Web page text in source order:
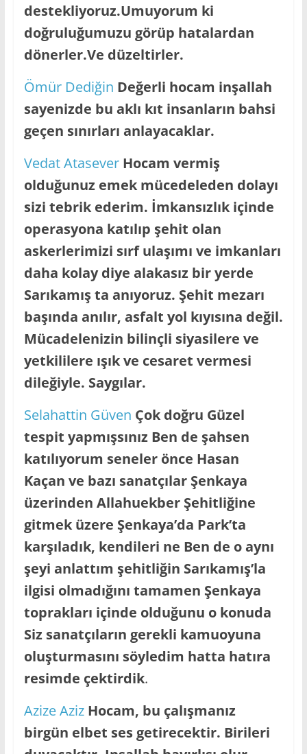
destekliyoruz.Umuyorum ki
doğruluğumuzu görüp hatalardan
dönerler.Ve düzeltirler.
Ömür Dediğin Değerli hocam inşallah
sayenizde bu aklı kıt insanların bahsi
geçen sınırları anlayacaklar.
Vedat Atasever Hocam vermiş
olduğunuz emek mücedeleden dolayı
sizi tebrik ederim. İmkansızlık içinde
operasyona katılıp şehit olan
askerlerimizi sırf ulaşımı ve imkanları
daha kolay diye alakasız bir yerde
Sarıkamış ta anıyoruz. Şehit mezarı
başında anılır, asfalt yol kıyısına değil.
Mücadelenizin bilinçli siyasilere ve
yetkililere ışık ve cesaret vermesi
dileğiyle. Saygılar.
Selahattin Güven Çok doğru Güzel
tespit yapmışsınız Ben de şahsen
katılıyorum seneler önce Hasan
Kaçan ve bazı sanatçılar Şenkaya
üzerinden Allahuekber Şehitliğine
gitmek üzere Şenkaya’da Park’ta
karşıladık, kendileri ne Ben de o aynı
şeyi anlattım şehitliğin Sarıkamış’la
ilgisi olmadığını tamamen Şenkaya
toprakları içinde olduğunu o konuda
Siz sanatçıların gerekli kamuoyuna
oluşturmasını söyledim hatta hatıra
resimde çektirdik.
Azize Aziz Hocam, bu çalışmanız
birgün elbet ses getirecektir. Birileri